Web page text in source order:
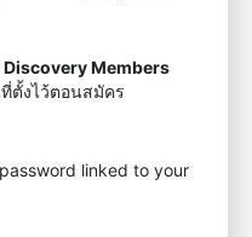
Members
ตั้งไว้ตอนสมัคร
linked to your